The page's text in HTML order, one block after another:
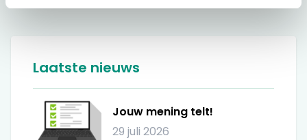
Laatste nieuws
Jouw mening telt!
29 juli 2026